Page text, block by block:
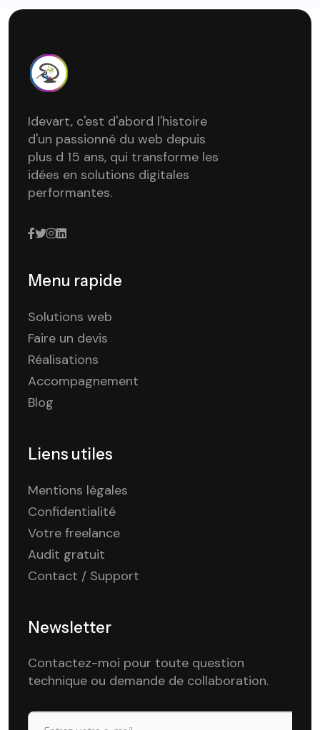
Idevart, c'est d'abord l'histoire
d'un passionné du web depuis
plus d 15 ans, qui transforme les
idées en solutions digitales
performantes.
Menu rapide
Solutions web
Faire un devis
Réalisations
Accompagnement
Blog
Liens utiles
Mentions légales
Confidentialité
Votre freelance
Audit gratuit
Contact / Support
Newsletter
Contactez-moi pour toute question
technique ou demande de collaboration.